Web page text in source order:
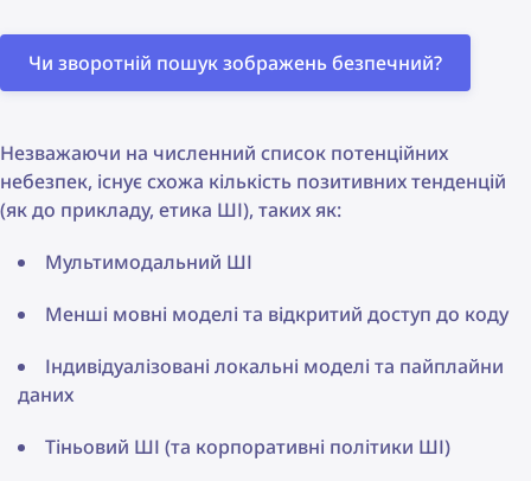
Чи зворотній пошук зображень безпечний?
Незважаючи на численний список потенційних
небезпек, існує схожа кількість позитивних тенденцій
(як до прикладу, етика ШІ), таких як:
Мультимодальний ШІ
Менші мовні моделі та відкритий доступ до коду
Індивідуалізовані локальні моделі та пайплайни
даних
Тіньовий ШІ (та корпоративні політики ШІ)